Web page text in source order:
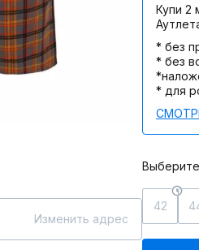
Изменить адрес
Купи 2
* без
* без
* для
42